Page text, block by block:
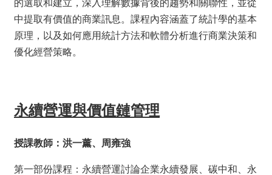
的選取和建立，深入理解數據背後的趨勢和關聯性，並從
中提取有價值的商業訊息。課程內容涵蓋了統計學的基本
原理，以及如何應用統計方法和軟體分析進行商業決策和
優化經營策略。
永續營運與價值鏈管理
授課教師：洪一薰、周雍強
第一部份課程：永續營運討論企業永續發展、碳中和、永